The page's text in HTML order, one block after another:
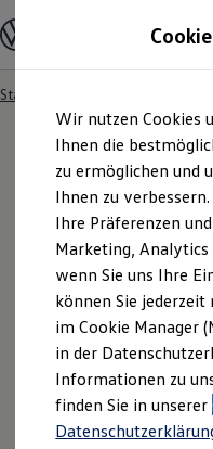
Hauptinhalt
springen
Footer
springen
Modelle und
Konfigurator
Modelle
Elektroautos
ENERGY
Nutzfahrzeuge
SUV und CUV
Familienautos
Kombis
Kompaktwagen
Sportwagen
Schnell verfügbare
Angebote und
Aktuelle
E-Auto-
Volkswagen
Die ENERGY
Junge
Startseite
Wir nutzen Cookies
Ihnen die
zu ermöglichen und
Ihnen zu
Ihre Präferenzen
Marketing, Analytics
wenn Sie uns Ihre
können Sie
im Cookie Manager
in der
Informationen zu
finden Sie in unserer